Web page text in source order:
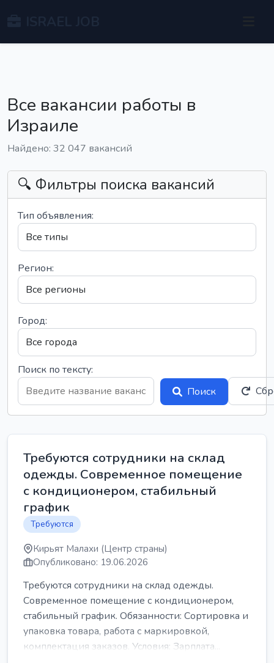
Все вакансии работы в
Израиле
Найдено: 32 047 вакансий
🔍 Фильтры поиска вакансий
Тип объявления:
Регион:
Город:
Поиск по тексту:
Поиск
Требуются сотрудники на склад
одежды. Современное помещение
с кондиционером, стабильный
график
Требуются
Кирьят Малахи (Центр страны)
Опубликовано: 19.06.2026
Требуются сотрудники на склад одежды.
Современное помещение с кондиционером,
стабильный график. Обязанности: Сортировка и
упаковка товара, работа с маркировкой,
комплектация заказов. Условия: Зарплата...